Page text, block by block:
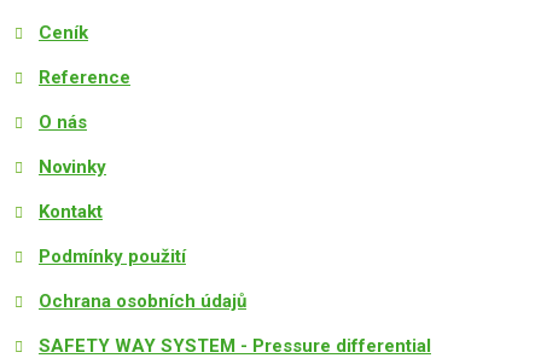
Ceník
Reference
O nás
Novinky
Kontakt
Podmínky použití
Ochrana osobních údajů
SAFETY WAY SYSTEM - Pressure differential